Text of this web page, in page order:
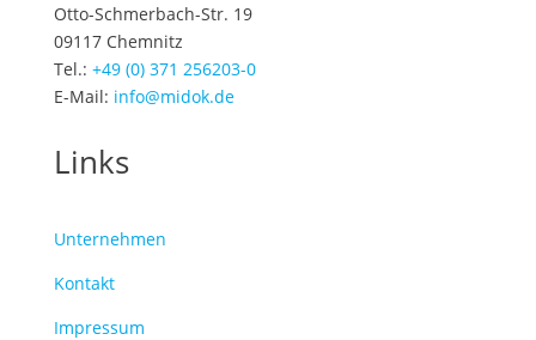
Otto-Schmerbach-Str. 19
09117 Chemnitz
Tel.: +49 (0) 371 256203-0
E-Mail: info@midok.de
Links
Unternehmen
Kontakt
Impressum